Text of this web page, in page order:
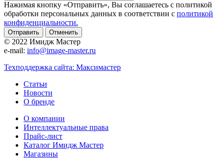
Нажимая кнопку «Отправить», Вы соглашаетесь с политикой
обработки персональных данных в соответствии с политикой
конфиденциальности.
Отменить
© 2022 Имидж Мастер
e-mail: info@image-master.ru
Техподдержка сайта: Максимастер
Статьи
Новости
О бренде
О компании
Интеллектуальные права
Прайс-лист
Каталог Имидж Мастер
Магазины